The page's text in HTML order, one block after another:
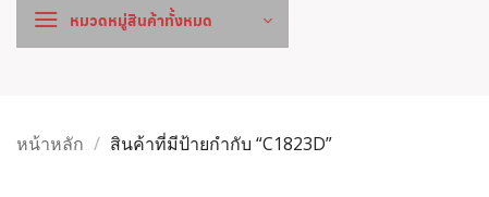
หมวดหมู่สินค้าทั้งหมด
หน้าหลัก / สินค้าที่มีป้ายกำกับ “C1823D”